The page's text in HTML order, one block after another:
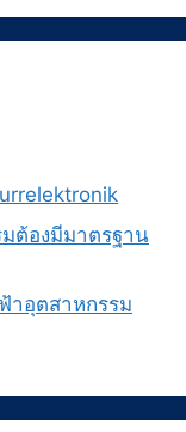
ต้องมีมาตรฐาน
าอุตสาหกรรม